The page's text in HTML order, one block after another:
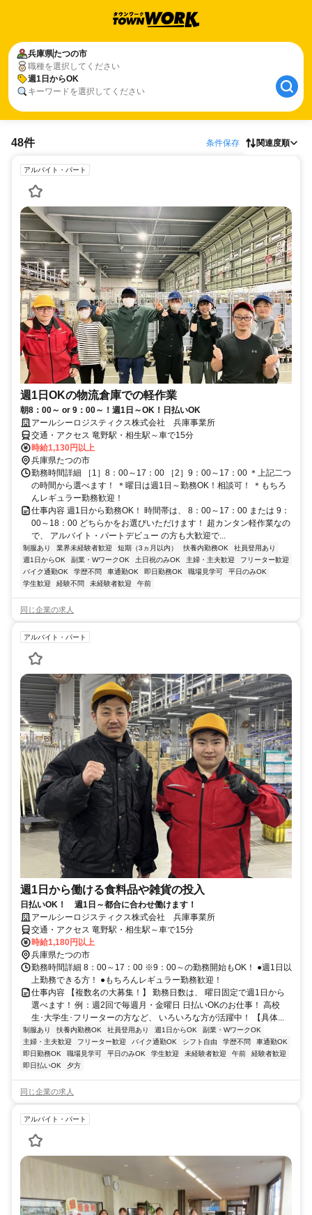
兵庫県たつの市
職種を選択してください
週1日からOK
キーワードを選択してください
48件 条件保存 関連度順
アルバイト・パート
週1日OKの物流倉庫での軽作業
朝8：00～ or 9：00～！週1日～OK！日払いOK
アールシーロジスティクス株式会社 兵庫事業所
交通・アクセス 竜野駅・相生駅～車で15分
時給1,130円以上
兵庫県たつの市
勤務時間詳細 ［1］8：00～17：00 ［2］9：00～17：00 ＊上記二つ
の時間から選べます！ ＊曜日は週1日～勤務OK！相談可！ ＊もちろ
んレギュラー勤務歓迎！
仕事内容 週1日から勤務OK！ 時間帯は、 8：00～17：00 または 9：
00～18：00 どちらかをお選びいただけます！ 超カンタン軽作業なの
で、 アルバイト・パートデビュー の方も大歓迎で...
制服あり 業界未経験者歓迎 短期（3ヵ月以内） 扶養内勤務OK
社員登用あり
週1日からOK
副業・WワークOK 土日祝のみOK 主婦・主夫歓迎
フリーター歓迎
バイク通勤OK
学歴不問 車通勤OK 即日勤務OK 職場見学可
平日のみOK
学生歓迎
経験不問 未経験者歓迎 午前
同じ企業の求人
アルバイト・パート
週1日から働ける食料品や雑貨の投入
日払いOK！ 週1日～都合に合わせ働けます！
アールシーロジスティクス株式会社 兵庫事業所
交通・アクセス 竜野駅・相生駅～車で15分
時給1,180円以上
兵庫県たつの市
勤務時間詳細 8：00～17：00 ※9：00～の勤務開始もOK！ ●週1日以
上勤務できる方！ ●もちろんレギュラー勤務歓迎！
仕事内容 【複数名の大募集！】 勤務日数は、 曜日固定で週1日から
選べます！ 例：週2回で毎週月・金曜日 日払いOKのお仕事！ 高校
生･大学生･フリーターの方など、 いろいろな方が活躍中！ 【具体...
制服あり 扶養内勤務OK 社員登用あり 週1日からOK
副業・WワークOK
主婦・主夫歓迎
フリーター歓迎 バイク通勤OK シフト自由 学歴不問
車通勤OK
即日勤務OK
職場見学可 平日のみOK 学生歓迎 未経験者歓迎 午前
経験者歓迎
即日払いOK
夕方
同じ企業の求人
アルバイト・パート